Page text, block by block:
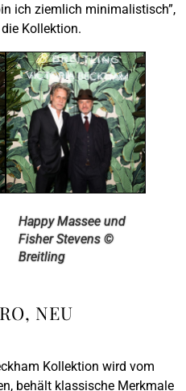
ich ziemlich minimalistisch”,
Kollektion.
Happy Massee und
Fisher Stevens ©
Breitling
NEU
Kollektion wird vom
behält klassische Merkmale